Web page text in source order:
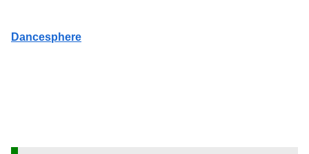
Dancesphere